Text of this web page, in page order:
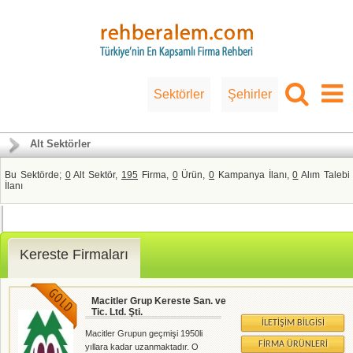
Sektörler Şehirler
Alt Sektörler
Bu Sektörde; 0Alt Sektör, 195 Firma, 0Ürün,0 Kampanya İlanı,0 Alım Talebi
İlanı
Kereste Firmaları
Macitler Grup Kereste San. ve
Tic. Ltd. Şti.
Macitler Grupun geçmişi 1950li
yıllara kadar uzanmaktadır. O
İLETIŞIM BILGISI
FIRMA ÜRÜNLERI